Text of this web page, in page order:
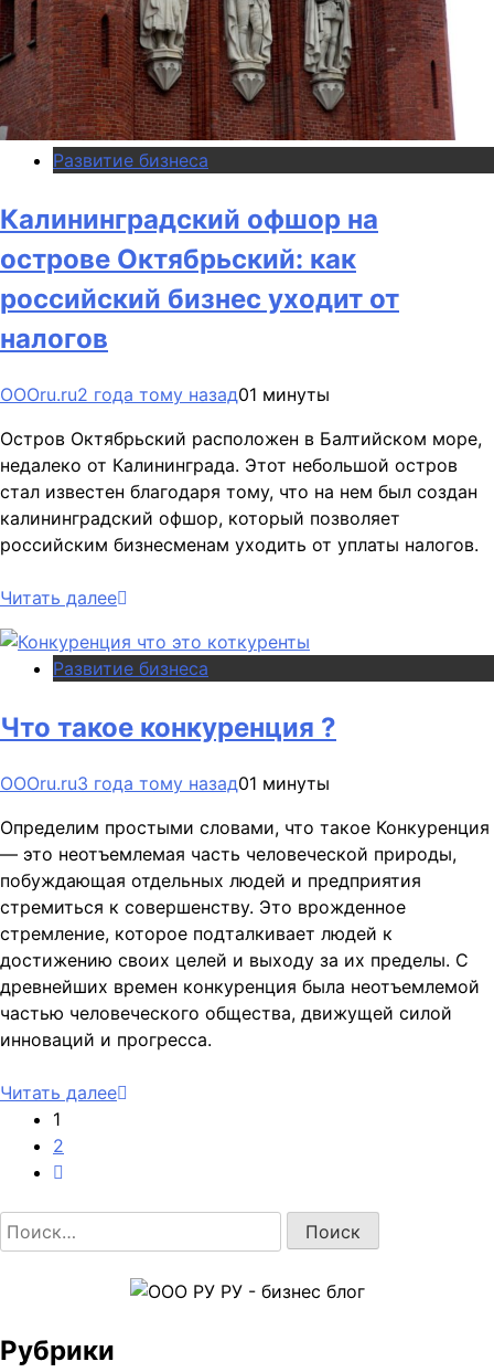
Развитие бизнеса
Калининградский офшор на
острове Октябрьский: как
российский бизнес уходит от
налогов
OOOru.ru2 года тому назад01 минуты
Остров Октябрьский расположен в Балтийском море,
недалеко от Калининграда. Этот небольшой остров
стал известен благодаря тому, что на нем был создан
калининградский офшор, который позволяет
российским бизнесменам уходить от уплаты налогов.
Читать далее
Развитие бизнеса
Что такое конкуренция ?
OOOru.ru3 года тому назад01 минуты
Определим простыми словами, что такое Конкуренция
— это неотъемлемая часть человеческой природы,
побуждающая отдельных людей и предприятия
стремиться к совершенству. Это врожденное
стремление, которое подталкивает людей к
достижению своих целей и выходу за их пределы. С
древнейших времен конкуренция была неотъемлемой
частью человеческого общества, движущей силой
инноваций и прогресса.
Читать далее
1
2
Найти:
Рубрики